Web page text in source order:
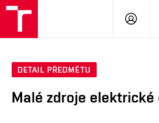
DETAIL PŘEDMĚTU
Malé zdroje elektrické